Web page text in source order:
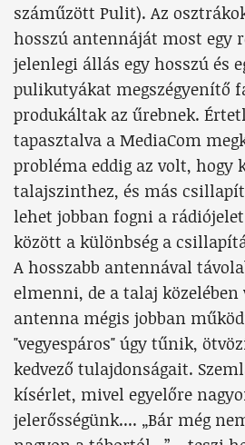
száműzött Pulit). Az
hosszú antennáját most egy
jelenlegi állás egy hosszú és
pulikutyákat megszégyenítő
produkáltak az űrebnek.
tapasztalva a MediaCom
probléma eddig az volt, hogy
talajszinthez, és más
lehet jobban fogni a
között a különbség a
A hosszabb antennával
elmenni, de a talaj közelében
antenna mégis jobban
"vegyespáros" úgy tűnik,
kedvező tulajdonságait.
kísérlet, mivel egyelőre
jelerősségünk.... „Bár még